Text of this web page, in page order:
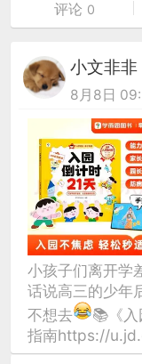
评论 0
小文非非
8月8日
小孩子们离开学
话说高三的少年
不想去
📚《
指南https://